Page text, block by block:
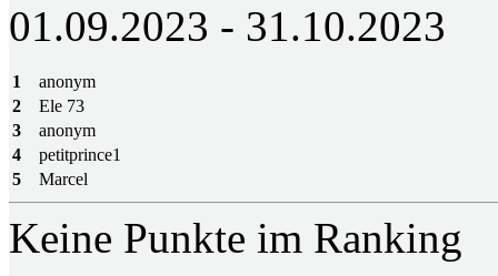
01.09.2023 - 31.10.2023
1
anonym
2
Ele 73
3
anonym
4
petitprince1
5
Marcel
Keine Punkte im Ranking